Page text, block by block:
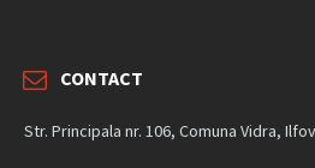
CONTACT
Str. Principala nr. 106, Comuna Vidra, Ilfov